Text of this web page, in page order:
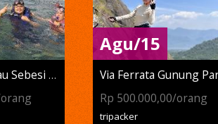
Open Trip Pulau Sebesi Dan...
Agu/15
Rp 500.000,00/orang
tripacker